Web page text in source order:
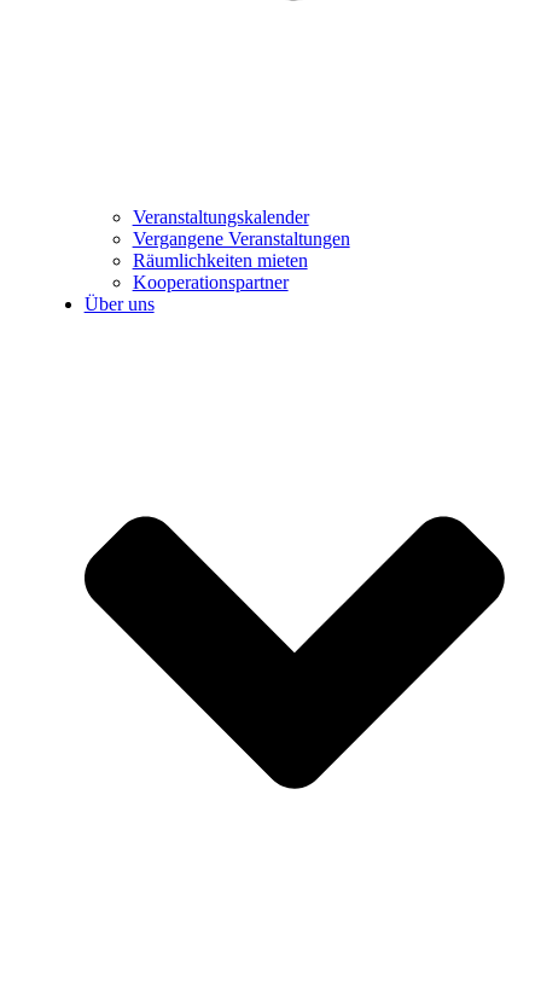
Veranstaltungskalender
Vergangene Veranstaltungen
Räumlichkeiten mieten
Kooperationspartner
Über uns